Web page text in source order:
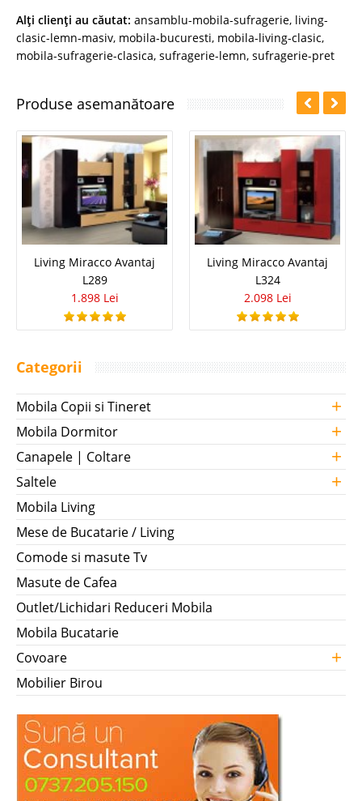
Alţi clienţi au căutat: ansamblu-mobila-sufragerie, living-
clasic-lemn-masiv, mobila-bucuresti, mobila-living-clasic,
mobila-sufragerie-clasica, sufragerie-lemn, sufragerie-pret
Produse asemanătoare
Living Miracco Avantaj
L289
1.898 Lei
Living Miracco Avantaj
L324
2.098 Lei
Categorii
Mobila Copii si Tineret +
Mobila Dormitor +
Canapele | Coltare +
Saltele +
Mobila Living
Mese de Bucatarie / Living
Comode si masute Tv
Masute de Cafea
Outlet/Lichidari Reduceri Mobila
Mobila Bucatarie
Covoare
+
Mobilier Birou